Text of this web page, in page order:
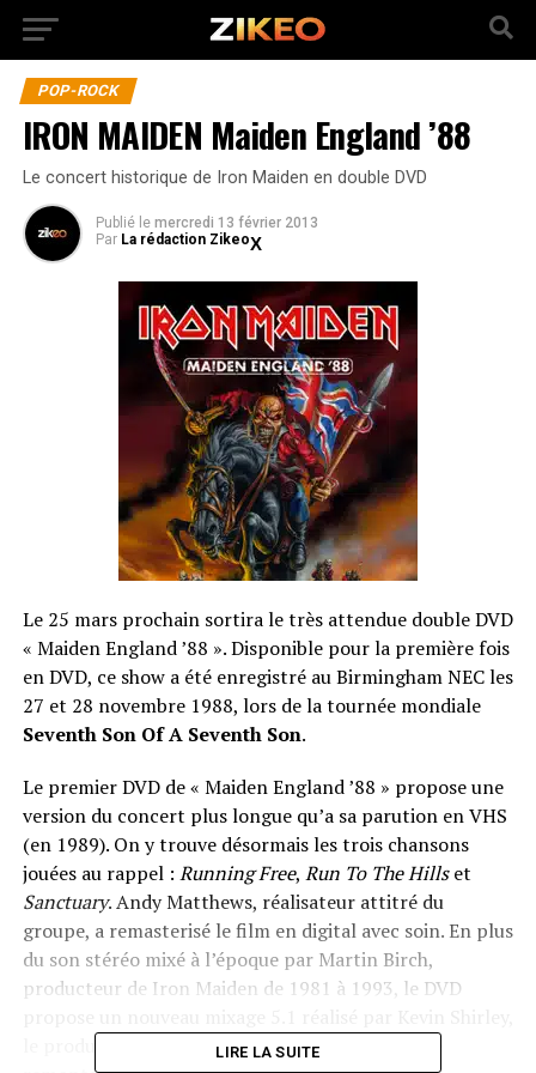
POP-ROCK
IRON MAIDEN Maiden England ’88
Le concert historique de Iron Maiden en double DVD
Publié le mercredi 13 février 2013
Par La rédaction Zikeo
Le 25 mars prochain sortira le très attendue double DVD
« Maiden England ’88 ». Disponible pour la première fois
en DVD, ce show a été enregistré au Birmingham NEC les
27 et 28 novembre 1988, lors de la tournée mondiale
Seventh Son Of A Seventh Son.
Le premier DVD de « Maiden England ’88 » propose une
version du concert plus longue qu’a sa parution en VHS
(en 1989). On y trouve désormais les trois chansons
jouées au rappel : Running Free, Run To The Hillset
Sanctuary. Andy Matthews, réalisateur attitré du
groupe, a remasterisé le film en digital avec soin. En plus
du son stéréo mixé à l’époque par Martin Birch,
producteur de Iron Maiden de 1981 à 1993, le DVD
le producteur actuel du groupe. Le concert a été
LIRE LA SUITE